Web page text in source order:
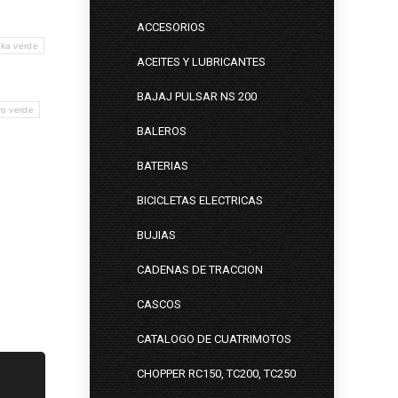
verde
verde
ACCESORIOS
ACEITES Y LUBRICANTES
BAJAJ PULSAR NS 200
BALEROS
BATERIAS
BICICLETAS ELECTRICAS
BUJIAS
CADENAS DE TRACCION
CASCOS
CATALOGO DE CUATRIMOTOS
CHOPPER RC150, TC200, TC250